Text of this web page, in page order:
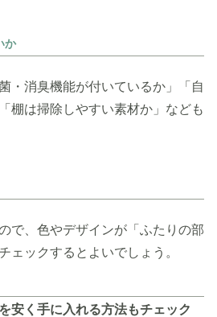
か
・消臭機能が付いているか」「自
棚は掃除しやすい素材か」なども
で、色やデザインが「ふたりの部
ェックするとよいでしょう。
安く手に入れる方法もチェック